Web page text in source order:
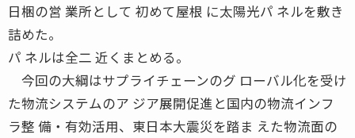
日梱の営 業所として 初めて屋根 に太陽光パ ネルを敷き
詰めた。
パ ネルは全二 近くまとめる。
今回の大綱はサプライチェーンのグ ローバル化を受け
た物流システムのア ジア展開促進と国内の物流インフ
ラ整 備・有効活用、東日本大震災を踏ま えた物流面の